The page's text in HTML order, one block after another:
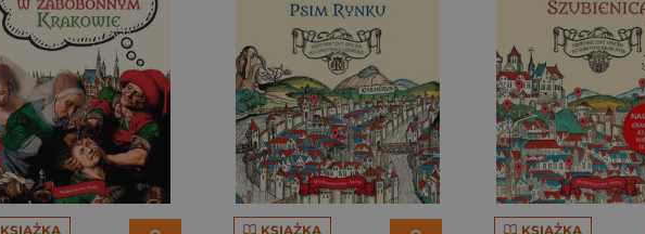
KSIĄŻKA KSIĄŻKA KSIĄŻKA